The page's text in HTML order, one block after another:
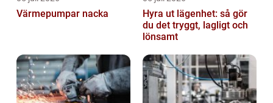
Värmepumpar nacka
Hyra ut lägenhet: så gör
du det tryggt, lagligt och
lönsamt